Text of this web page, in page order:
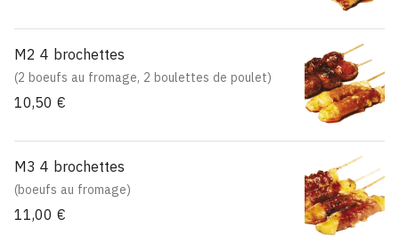
M2 4 brochettes
(2 boeufs au fromage, 2 boulettes de poulet)
10,50 €
M3 4 brochettes
(boeufs au fromage)
11,00 €